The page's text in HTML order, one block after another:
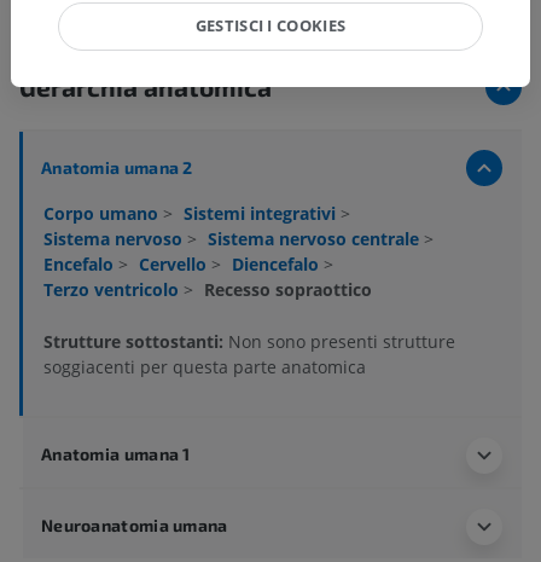
Gerarchia anatomica
Anatomia umana 2
Corpo umano > Sistemi integrativi >
Sistema nervoso > Sistema nervoso centrale >
Encefalo > Cervello > Diencefalo >
Terzo ventricolo > Recesso sopraottico
Strutture sottostanti: Non sono presenti strutture
soggiacenti per questa parte anatomica
Anatomia umana 1
Neuroanatomia umana
GESTISCI I COOKIES